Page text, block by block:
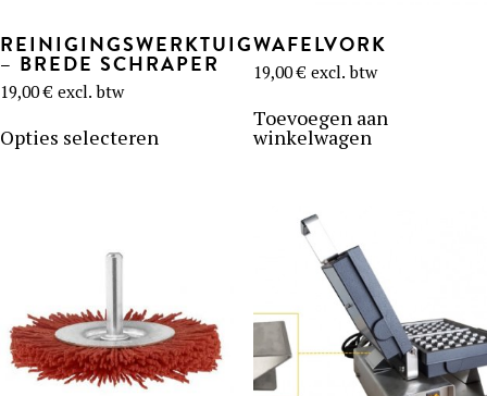
REINIGINGSWERKTUIG
– BREDE SCHRAPER
19,00€ excl. btw
Opties selecteren
op
de
productpagina
WAFELVORK
19,00€ excl. btw
Toevoegen aan
winkelwagen